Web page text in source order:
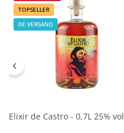
TOPSELLER
0€ VERSAND
Elixir de Castro - 0,7L 25% vol